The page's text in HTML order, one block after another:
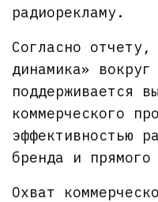
радиорекламу.
Согласно отчету,
динамика» вокруг
поддерживается
коммерческого
эффективностью
бренда и прямого
Охват